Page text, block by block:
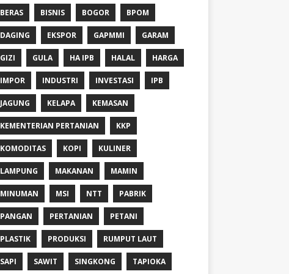
BERAS BISNIS BOGOR BPOM
DAGING EKSPOR GAPMMI GARAM
GIZI GULA HA IPB HALAL HARGA
IMPOR INDUSTRI INVESTASI IPB
JAGUNG KELAPA KEMASAN
KEMENTERIAN PERTANIAN KKP
KOMODITAS KOPI KULINER
LAMPUNG MAKANAN MAMIN
MINUMAN MSI NTT PABRIK
PANGAN PERTANIAN PETANI
PLASTIK PRODUKSI RUMPUT LAUT
SAPI SAWIT SINGKONG TAPIOKA